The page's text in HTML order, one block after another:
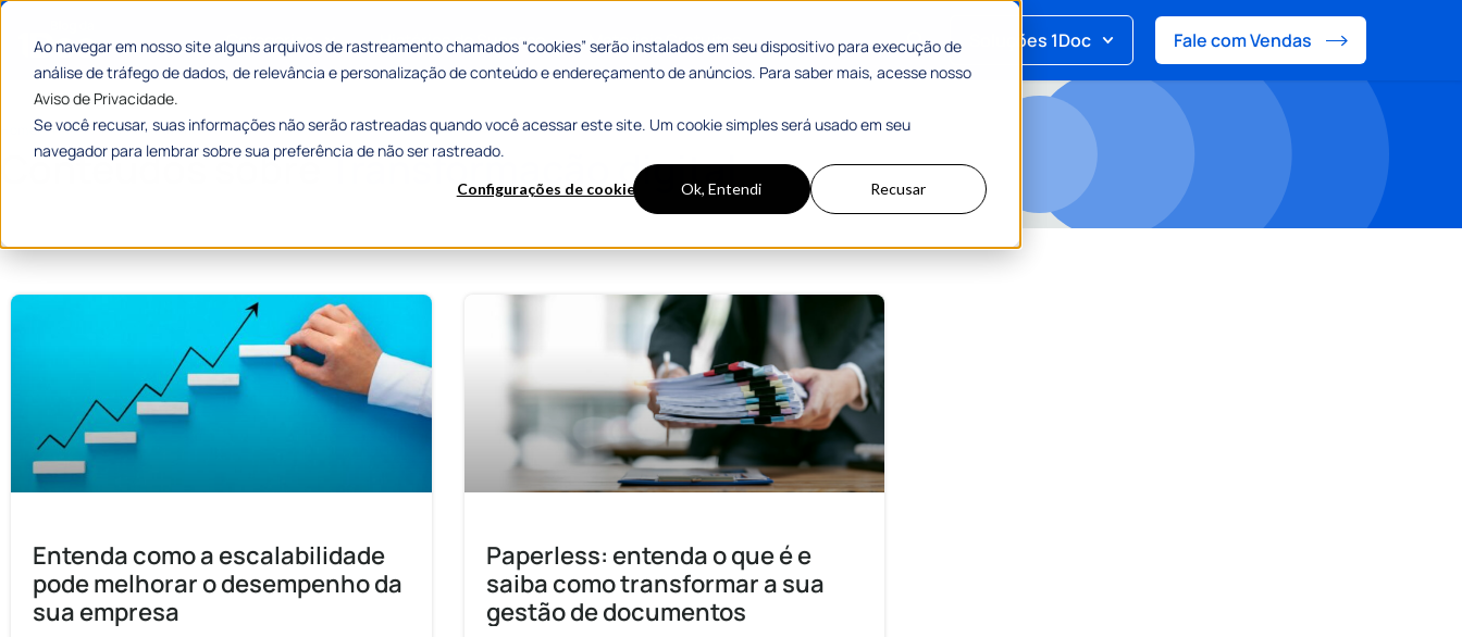
Ao navegar em nosso site alguns arquivos de rastreamento chamados “cookies” serão instalados em seu dispositivo para execução de
análise de tráfego de dados, de relevância e personalização de conteúdo e endereçamento de anúncios. Para saber mais, acesse nosso
Aviso de Privacidade.
Se você recusar, suas informações não serão rastreadas quando você acessar este site. Um cookie simples será usado em seu
navegador para lembrar sobre sua preferência de não ser rastreado.
Configurações de cookies Ok, Entendi Recusar
Categorias Histórias de Sucesso Materiais Gratuitos Soluções 1Doc Fale com Vendas
Home»Transformação digital
Conteúdos sobreTransformação digital
Entenda como a escalabilidade
pode melhorar o desempenho da
sua empresa
Paperless: entenda o que é e
saiba como transformar a sua
gestão de documentos